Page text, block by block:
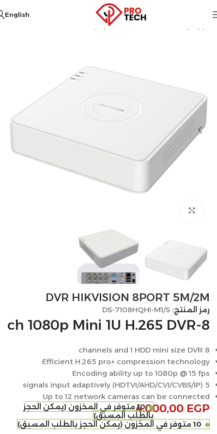
English
أنظمة المراقبة
DVR HIKVISION 8PORT 5M/2M
رمز المنتج: DS-7108HQHI-M1/S
8-ch 1080p Mini 1U H.265 DVR
8 channels and 1 HDD mini size DVR
Efficient H.265 pro+ compression technology
Encoding ability up to 1080p @ 15 fps
5 signals input adaptively (HDTVI/AHD/CVI/CVBS/IP)
Up to 12 network cameras can be connected
4.000,00 EGP
10 متوفر في المخزون (يمكن الحجز
بالطلب المسبق)
10 متوفر في المخزون (يمكن الحجز بالطلب المسبق)